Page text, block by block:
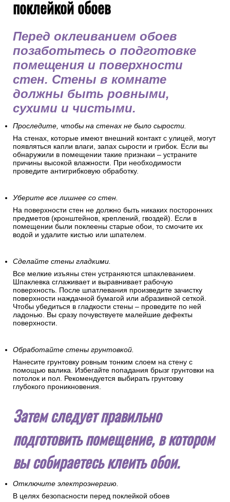
Как подготовить стены перед
поклейкой обоев
Перед оклеиванием обоев
позаботьтесь о подготовке
помещения и поверхности
стен. Стены в комнате
должны быть ровными,
сухими и чистыми.
Проследите, чтобы на стенах не было сырости.
На стенах, которые имеют внешний контакт с улицей, могут
появляться капли влаги, запах сырости и грибок. Если вы
проведите антигрибковую обработку.
Уберите все лишнее со стен.
На поверхности стен не должно быть никаких посторонних
водой и удалите кистью или шпателем.
Сделайте стены гладкими.
Все мелкие изъяны стен устраняются шпаклеванием.
Шпаклевка сглаживает и выравнивает рабочую
поверхность. После шпатлевания произведите зачистку
поверхности наждачной бумагой или абразивной сеткой.
поверхности.
Обработайте стены грунтовкой.
Нанесите грунтовку ровным тонким слоем на стену с
глубокого проникновения.
Затем следует правильно
подготовить помещение, в котором
вы собираетесь клеить обои.